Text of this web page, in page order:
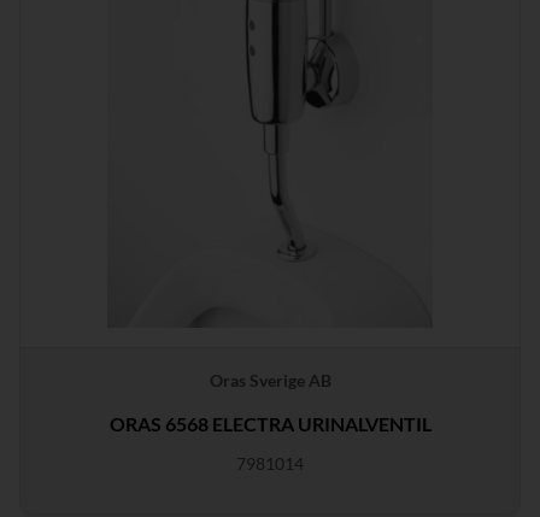
Oras Sverige AB
ORAS 6568 ELECTRA URINALVENTIL
7981014